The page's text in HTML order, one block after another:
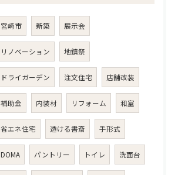
宮崎市 新築 展示会
リノベーション 地鎮祭
ドライガーデン 注文住宅 店舗改装
補助金 内装材 リフォーム 和室
省エネ住宅 透ける書斎 手形式
DOMA パントリー トイレ 洗面台